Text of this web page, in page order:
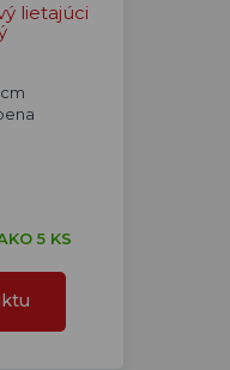
lietajúci
5 KS